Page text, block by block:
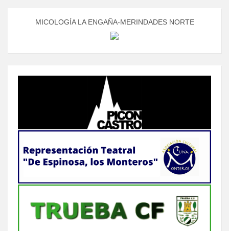
MICOLOGÍA LA ENGAÑA-MERINDADES NORTE